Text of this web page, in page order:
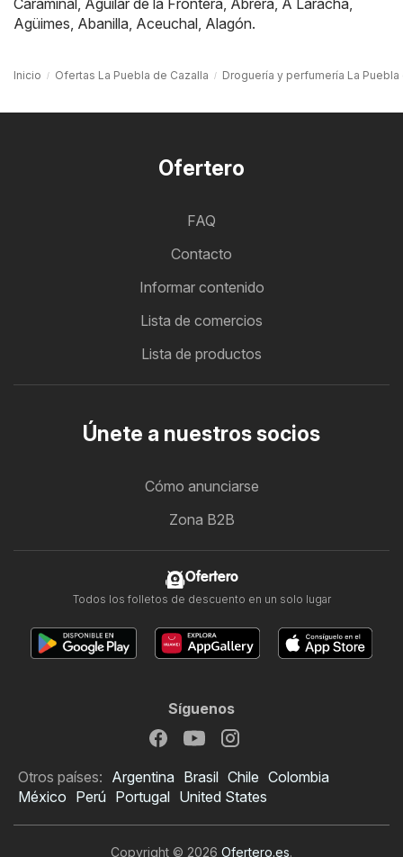
Agüimes Abanilla Aceuchal Alagón.
Inicio Ofertas La Puebla de Cazalla Droguería y perfumería La Puebla
Ofertero
FAQ
Contacto
Informar contenido
Lista de comercios
Lista de productos
Únete a nuestros socios
Cómo anunciarse
Zona B2B
Ofertero
Todos los folletos de descuento en un solo lugar
Síguenos
Otros países: Argentina Brasil Chile Colombia
México Perú Portugal United States
Copyright © 2026 Ofertero.es.